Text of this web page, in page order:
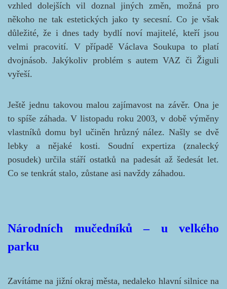
vzhled dolejších vil doznal jiných změn, možná pro
někoho ne tak estetických jako ty secesní. Co je však
důležité, že i dnes tady bydlí noví majitelé, kteří jsou
velmi pracovití. V případě Václava Soukupa to platí
dvojnásob. Jakýkoliv problém s autem VAZ či Žiguli
vyřeší.
Ještě jednu takovou malou zajímavost na závěr. Ona je
to spíše záhada. V listopadu roku 2003, v době výměny
vlastníků domu byl učiněn hrůzný nález. Našly se dvě
lebky a nějaké kosti. Soudní expertiza (znalecký
posudek) určila stáří ostatků na padesát až šedesát let.
Co se tenkrát stalo, zůstane asi navždy záhadou.
Národních mučedníků – u velkého
parku
Zavítáme na jižní okraj města, nedaleko hlavní silnice na